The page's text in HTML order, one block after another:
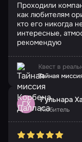
Проходили
как любителям
кто его никогда
интересные,
рекомендую
Квест в
Тайная
ГХ Гульнара
Любитель